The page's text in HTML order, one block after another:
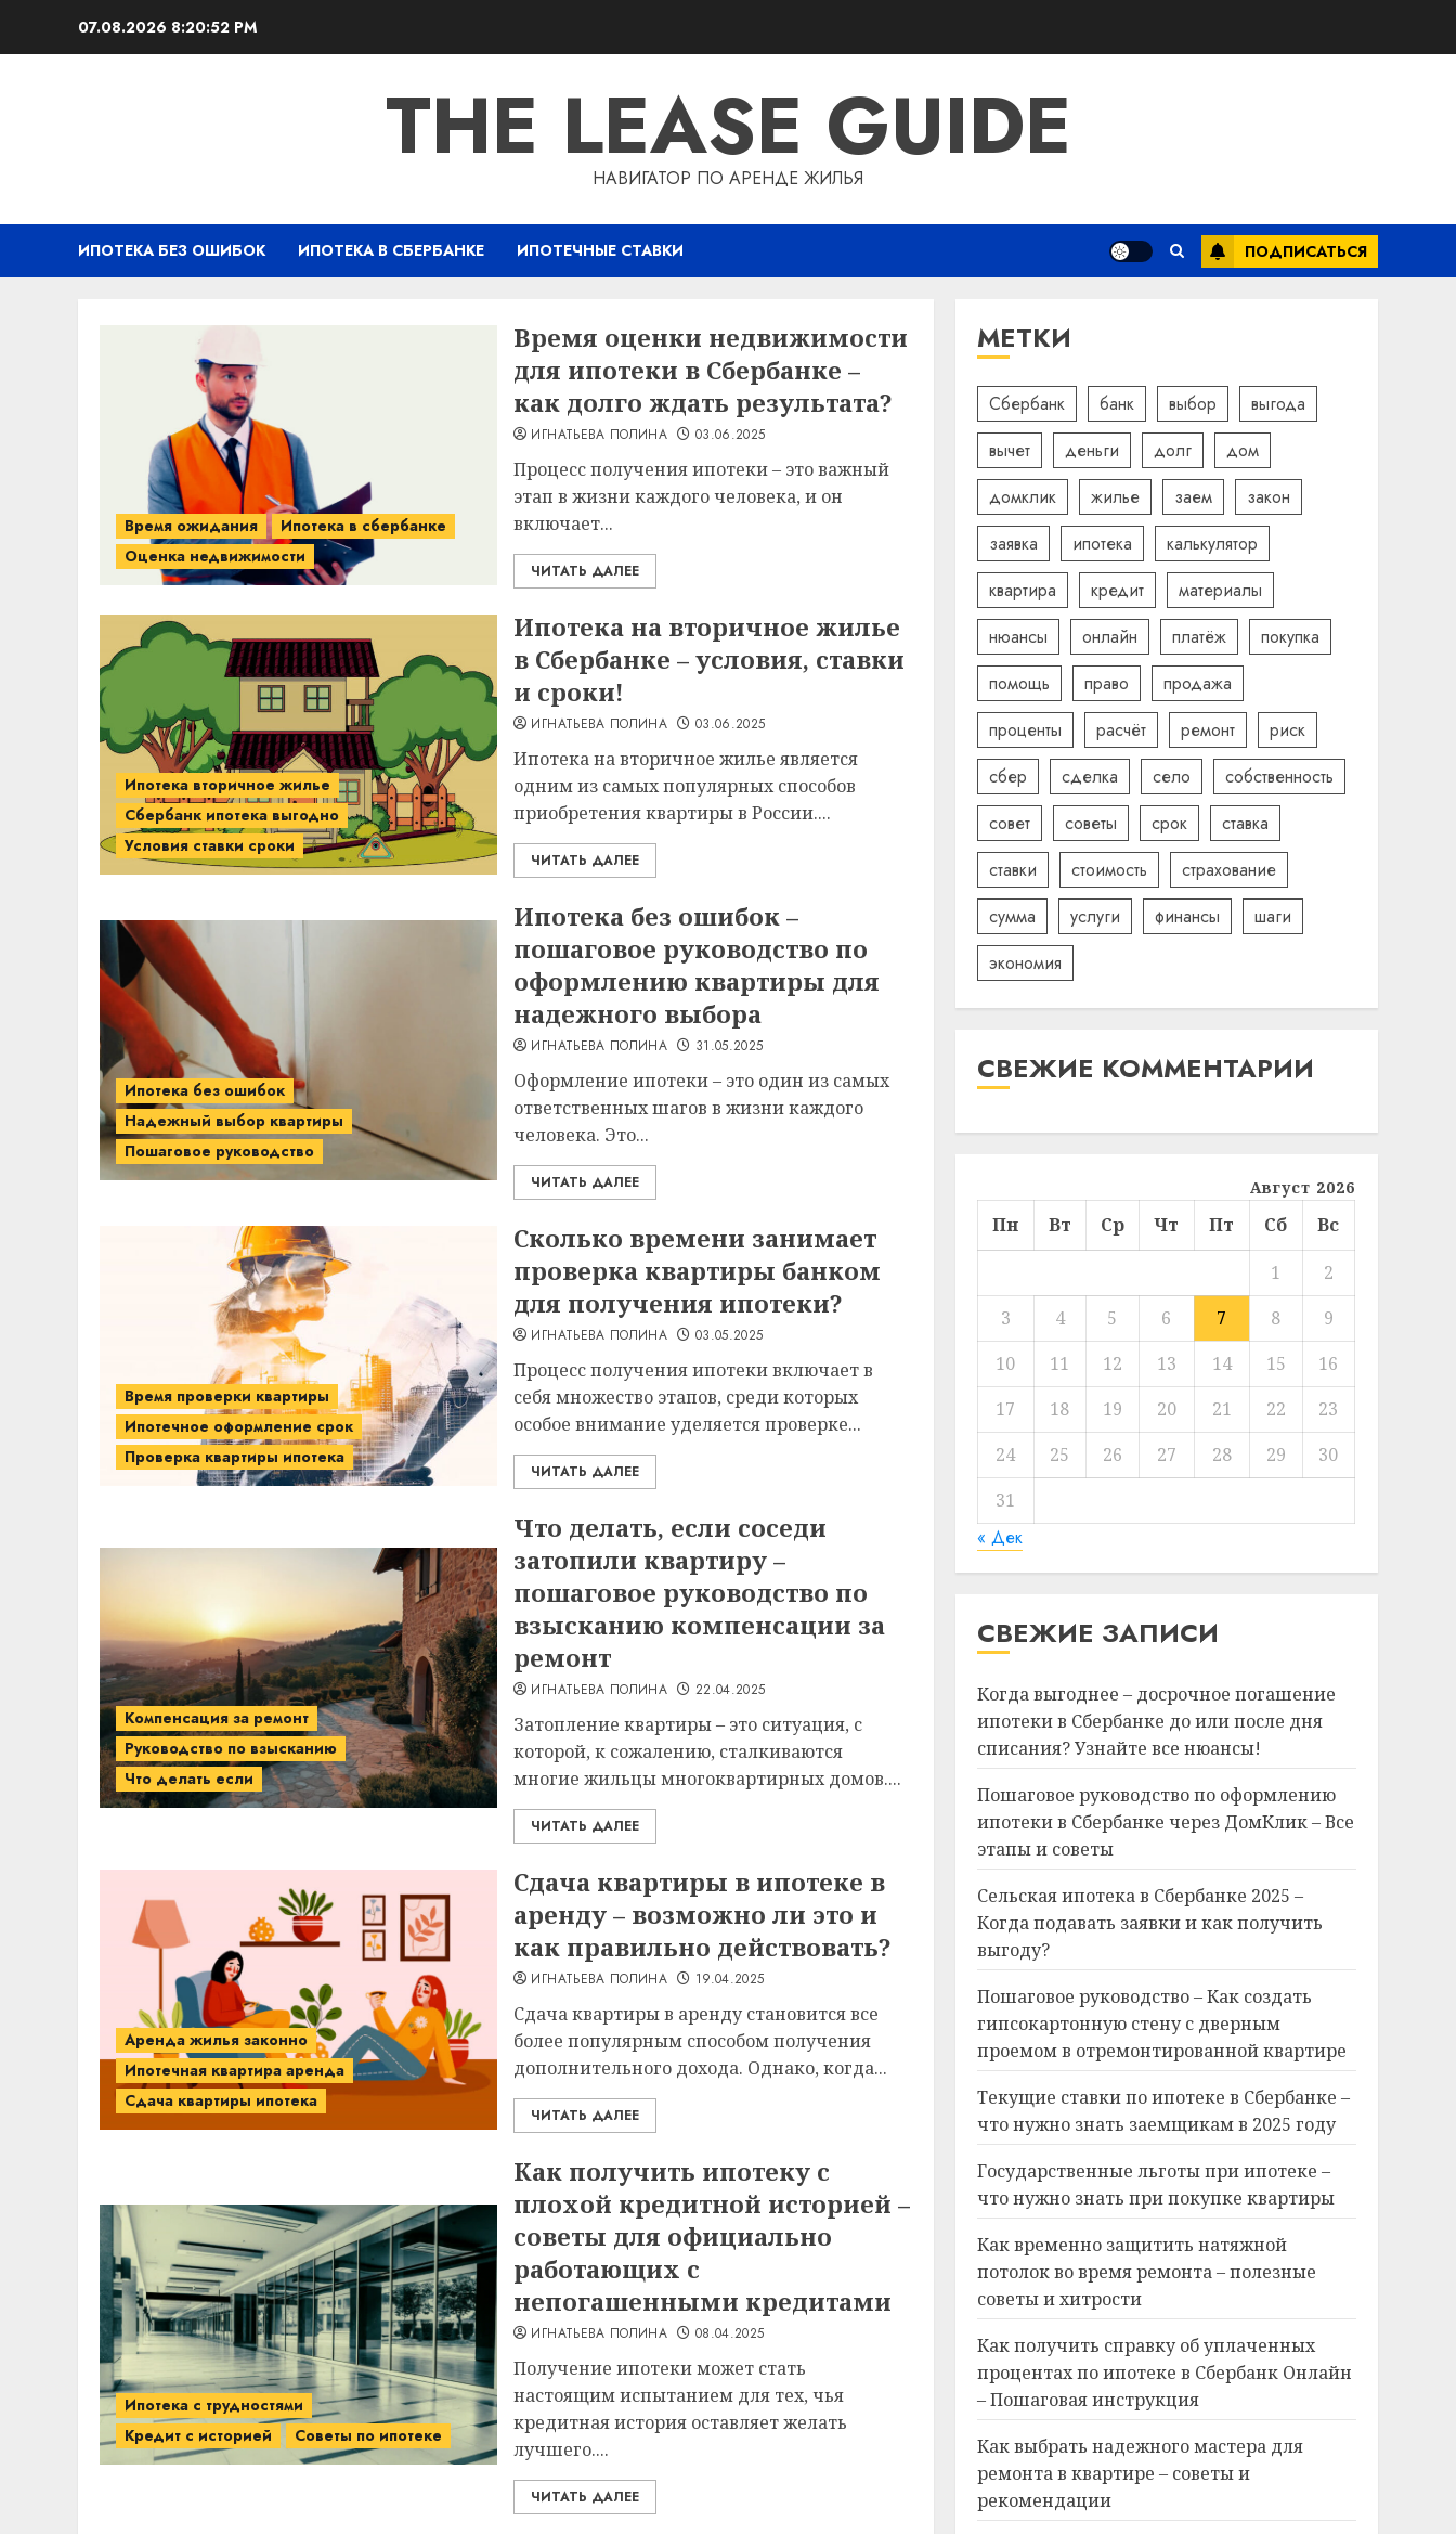
07.08.2026 8:20:53 PM
THE LEASE GUIDE
НАВИГАТОР ПО АРЕНДЕ ЖИЛЬЯ
ИПОТЕКА БЕЗ ОШИБОК ИПОТЕКА В СБЕРБАНКЕ ИПОТЕЧНЫЕ СТАВКИ ПОДПИСАТЬСЯ
Время ожидания
Ипотека в сбербанке
Оценка недвижимости
Время оценки недвижимости
для ипотеки в Сбербанке –
как долго ждать результата?
ИГНАТЬЕВА ПОЛИНА 03.06.2025
Процесс получения ипотеки – это важный
этап в жизни каждого человека, и он
включает...
ЧИТАТЬ ДАЛЕЕ
Ипотека вторичное жилье
Сбербанк ипотека выгодно
Условия ставки сроки
Ипотека на вторичное жилье
в Сбербанке – условия, ставки
и сроки!
ИГНАТЬЕВА ПОЛИНА 03.06.2025
Ипотека на вторичное жилье является
одним из самых популярных способов
приобретения квартиры в России....
ЧИТАТЬ ДАЛЕЕ
Ипотека без ошибок
Надежный выбор квартиры
Пошаговое руководство
Ипотека без ошибок –
пошаговое руководство по
оформлению квартиры для
надежного выбора
ИГНАТЬЕВА ПОЛИНА 31.05.2025
Оформление ипотеки – это один из самых
ответственных шагов в жизни каждого
человека. Это...
ЧИТАТЬ ДАЛЕЕ
Время проверки квартиры
Ипотечное оформление срок
Проверка квартиры ипотека
Сколько времени занимает
проверка квартиры банком
для получения ипотеки?
ИГНАТЬЕВА ПОЛИНА 03.05.2025
Процесс получения ипотеки включает в
себя множество этапов, среди которых
особое внимание уделяется проверке...
ЧИТАТЬ ДАЛЕЕ
Компенсация за ремонт
Руководство по взысканию
Что делать если
Что делать, если соседи
затопили квартиру –
пошаговое руководство по
взысканию компенсации за
ремонт
ИГНАТЬЕВА ПОЛИНА 22.04.2025
Затопление квартиры – это ситуация, с
которой, к сожалению, сталкиваются
многие жильцы многоквартирных домов....
ЧИТАТЬ ДАЛЕЕ
Аренда жилья законно
Ипотечная квартира аренда
Сдача квартиры ипотека
Сдача квартиры в ипотеке в
аренду – возможно ли это и
как правильно действовать?
ИГНАТЬЕВА ПОЛИНА 19.04.2025
Сдача квартиры в аренду становится все
более популярным способом получения
дополнительного дохода. Однако, когда...
ЧИТАТЬ ДАЛЕЕ
Ипотека с трудностями
Кредит с историей
Советы по ипотеке
Как получить ипотеку с
плохой кредитной историей –
советы для официально
работающих с
непогашенными кредитами
ИГНАТЬЕВА ПОЛИНА 08.04.2025
Получение ипотеки может стать
настоящим испытанием для тех, чья
кредитная история оставляет желать
лучшего....
ЧИТАТЬ ДАЛЕЕ
МЕТКИ
Сбербанк банк выбор
выгода
вычет
деньги долг
дом
домклик
жилье заем
закон
заявка
ипотека
калькулятор
квартира
кредит
материалы
нюансы
онлайн платёж
покупка
помощь
право
продажа
проценты
расчёт ремонт
риск
сбер
сделка село
собственность
совет
советы срок
ставка
ставки
стоимость
страхование
сумма
услуги финансы
шаги
экономия
СВЕЖИЕ КОММЕНТАРИИ
Август 2026
Пн Вт Ср Чт Пт Сб
Вс
1
2
3
4 5 6 7 8
9
10
11 12 13 14 15
16
17
18 19 20 21 22
23
24
25 26 27 28 29
30
31
« Дек
СВЕЖИЕ ЗАПИСИ
Когда выгоднее – досрочное погашение
ипотеки в Сбербанке до или после дня
списания? Узнайте все нюансы!
Пошаговое руководство по оформлению
ипотеки в Сбербанке через ДомКлик – Все
этапы и советы
Сельская ипотека в Сбербанке 2025 –
Когда подавать заявки и как получить
выгоду?
Пошаговое руководство – Как создать
гипсокартонную стену с дверным
проемом в отремонтированной квартире
Текущие ставки по ипотеке в Сбербанке –
что нужно знать заемщикам в 2025 году
Государственные льготы при ипотеке –
что нужно знать при покупке квартиры
Как временно защитить натяжной
потолок во время ремонта – полезные
советы и хитрости
Как получить справку об уплаченных
процентах по ипотеке в Сбербанк Онлайн
– Пошаговая инструкция
Как выбрать надежного мастера для
ремонта в квартире – советы и
рекомендации